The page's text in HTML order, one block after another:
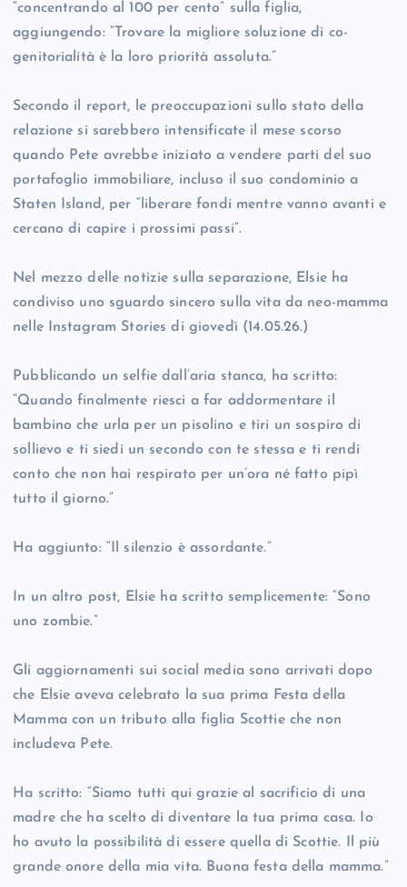
“concentrando al 100 per cento” sulla figlia,
aggiungendo: “Trovare la migliore soluzione di co-
genitorialità è la loro priorità assoluta.”
Secondo il report, le preoccupazioni sullo stato della
relazione si sarebbero intensificate il mese scorso
quando Pete avrebbe iniziato a vendere parti del suo
portafoglio immobiliare, incluso il suo condominio a
Staten Island, per “liberare fondi mentre vanno avanti e
cercano di capire i prossimi passi”.
Nel mezzo delle notizie sulla separazione, Elsie ha
condiviso uno sguardo sincero sulla vita da neo-mamma
nelle Instagram Stories di giovedì (14.05.26.)
Pubblicando un selfie dall’aria stanca, ha scritto:
“Quando finalmente riesci a far addormentare il
bambino che urla per un pisolino e tiri un sospiro di
sollievo e ti siedi un secondo con te stessa e ti rendi
conto che non hai respirato per un’ora né fatto pipì
tutto il giorno.”
Ha aggiunto: “Il silenzio è assordante.”
In un altro post, Elsie ha scritto semplicemente: “Sono
uno zombie.”
Gli aggiornamenti sui social media sono arrivati dopo
che Elsie aveva celebrato la sua prima Festa della
Mamma con un tributo alla figlia Scottie che non
includeva Pete.
Ha scritto: “Siamo tutti qui grazie al sacrificio di una
madre che ha scelto di diventare la tua prima casa. Io
ho avuto la possibilità di essere quella di Scottie. Il più
grande onore della mia vita. Buona festa della mamma.”